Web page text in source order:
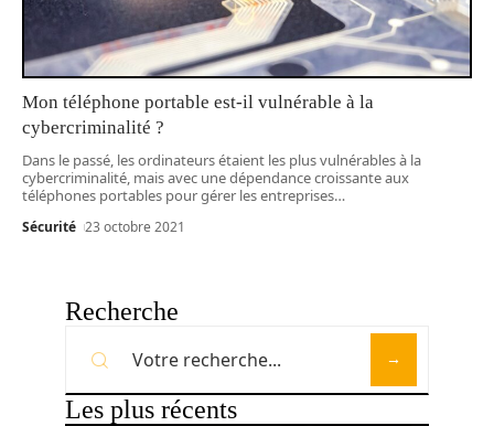
Mon téléphone portable est-il vulnérable à la
cybercriminalité ?
Dans le passé, les ordinateurs étaient les plus vulnérables à la
cybercriminalité, mais avec une dépendance croissante aux
téléphones portables pour gérer les entreprises…
Sécurité 23 octobre 2021
Recherche
Les plus récents